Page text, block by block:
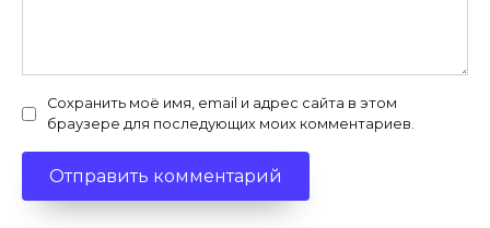
Сохранить моё имя, email и адрес сайта в этом
браузере для последующих моих комментариев.